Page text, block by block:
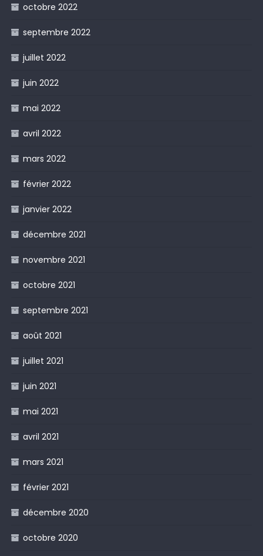
octobre 2022
septembre 2022
juillet 2022
juin 2022
mai 2022
avril 2022
mars 2022
février 2022
janvier 2022
décembre 2021
novembre 2021
octobre 2021
septembre 2021
août 2021
juillet 2021
juin 2021
mai 2021
avril 2021
mars 2021
février 2021
décembre 2020
octobre 2020